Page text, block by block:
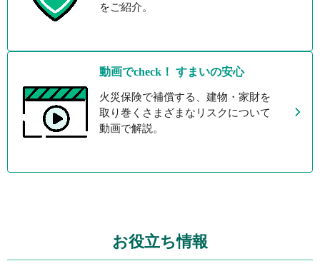
をご紹介。
動画でcheck！ すまいの安心
火災保険で補償する、建物・家財を
取り巻くさまざまなリスクについて
動画で解説。
お役立ち情報